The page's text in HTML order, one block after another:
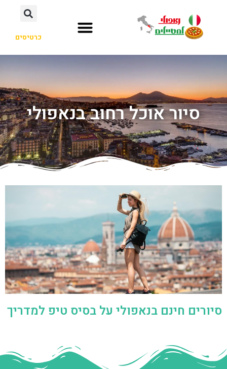
כרטיסים
סיור אוכל רחוב בנאפולי
סיורים חינם בנאפולי על בסיס טיפ למדריך